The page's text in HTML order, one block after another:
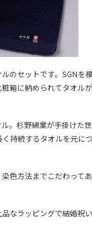
のセットです。SGNを
箱に納められてタオル
。杉野綿業が手掛けた
持続するタオルを元に
色方法までこだわって
なラッピングで結婚祝